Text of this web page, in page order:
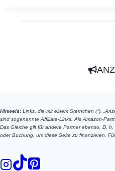
Hinweis: Links, die mit einem Sternchen (*),
sind sogenannte Affiliate-Links. Als Amazon-
Das Gleiche gilt für andere Partner ebenso. D.
oder Buchung, um diese Seite zu finanzieren.